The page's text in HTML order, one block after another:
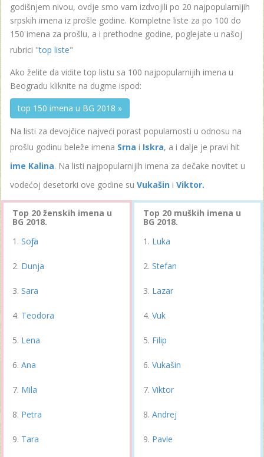
godišnjem nivou, ovdje smo vam izdvojili po 20 najpopularnijih
srpskih imena iz prošle godine. Kompletne liste za po 100 do
150 imena za prošlu, a i prethodne godine, poglejate u našoj
rubrici "top liste"
Ako želite da vidite top listu sa 100 najpopularnijih imena u
Beogradu kliknite na dugme ispod:
top 150 imena u BG 2018 »
Na listi za devojčice najveći porast popularnosti u odnosu na
prošlu godinu beleže imena Srna i Iskra, a i dalje je pravi hit
ime Kalina. Na listi najpopularnijih imena za dečake novitet u
vodećoj desetorki ove godine su Vukašin i Viktor.
Top 20 ženskih imena u
BG 2018.
Sofija
Dunja
Sara
Teodora
Lena
Ana
Mila
Petra
Tara
Top 20 muških imena u
BG 2018.
Luka
Stefan
Lazar
Vuk
Filip
Vukašin
Viktor
Andrej
Pavle